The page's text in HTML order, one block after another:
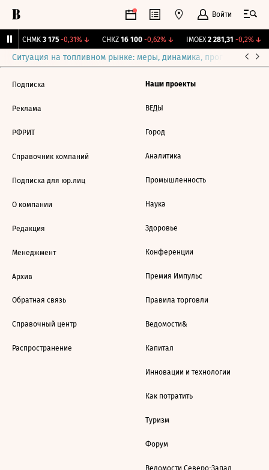
Войти
CHMK 3 175 -0,31%↓ CHKZ 16 100 -0,62%↓ IMOEX 2 281,31 -0,2%↓
Ситуация на топливном рынке: меры, динамика, прогнозы
Подписка
Реклама
РФРИТ
Справочник компаний
Подписка для юр.лиц
О компании
Редакция
Менеджмент
Архив
Обратная связь
Справочный центр
Распространение
Наши проекты
ВЕДЫ
Город
Аналитика
Промышленность
Наука
Здоровье
Конференции
Премия Импульс
Правила торговли
Ведомости&
Капитал
Инновации и технологии
Как потратить
Туризм
Форум
Ведомости Северо-Запад